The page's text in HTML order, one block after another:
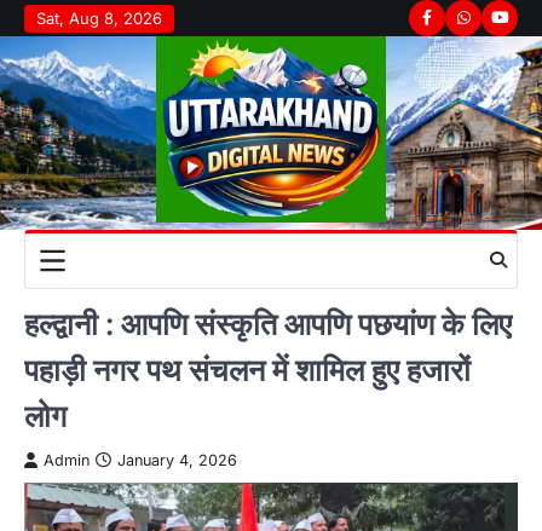
Skip
to
content
Sat, Aug 8, 2026 Facebook
Whatsapp
हल्द्वानी : आपणि संस्कृति आपणि पछयांण के लिए
पहाड़ी नगर पथ संचलन में शामिल हुए हजारों
लोग
Admin January 4, 2026